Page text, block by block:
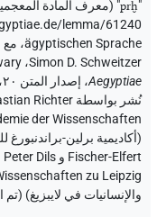
"
prḫ
"
lemma/61240>
ägyptischen Sprache،
Simon D. Schweitzer،
Aegyptiae،
der Wissenschaften
والإنسانيات في لايبزيغ)